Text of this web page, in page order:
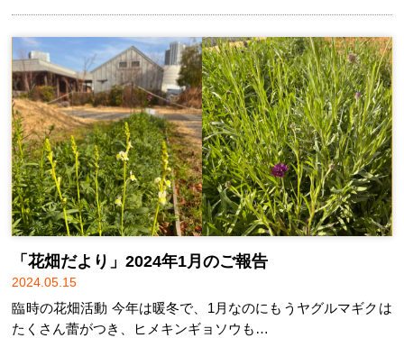
「花畑だより」2024年1月のご報告
2024.05.15
臨時の花畑活動 今年は暖冬で、1月なのにもうヤグルマギクは
たくさん蕾がつき、ヒメキンギョソウも…